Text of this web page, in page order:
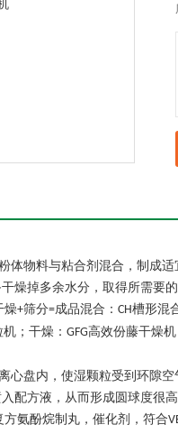
体物料与粘合剂混合，制成
燥掉多余水分，取得所需要
燥+筛分=成品混合： CH槽形混
；干燥： GFG高效份藤干燥
心盘内，使湿颗粒受到环隙
配方液，从而形成圆球度很
氨酚烷制丸，催化剂，符合